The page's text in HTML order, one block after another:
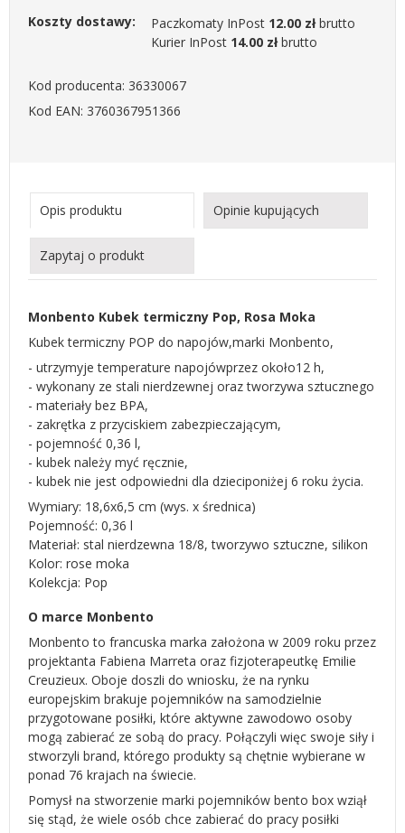
Koszty dostawy:
Paczkomaty InPost 12.00 złbrutto
Kurier InPost 14.00 złbrutto
Kod producenta: 36330067
Kod EAN: 3760367951366
Opis produktu Opinie kupujących
Zapytaj o produkt
Monbento Kubek termiczny Pop, Rosa Moka
Kubek termiczny POP do napojów,marki Monbento,
- utrzymyje temperature napojówprzez około12 h,
- wykonany ze stali nierdzewnej oraz tworzywa sztucznego
- materiały bez BPA,
- zakrętka z przyciskiem zabezpieczającym,
- pojemność 0,36 l,
- kubek należy myć ręcznie,
- kubek nie jest odpowiedni dla dzieciponiżej 6 roku życia.
Wymiary: 18,6x6,5 cm (wys. x średnica)
Pojemność: 0,36 l
Materiał: stal nierdzewna 18/8, tworzywo sztuczne, silikon
Kolor: rose moka
Kolekcja: Pop
O marce Monbento
Monbento to francuska marka założona w 2009 roku przez
projektanta Fabiena Marreta oraz fizjoterapeutkę Emilie
Creuzieux. Oboje doszli do wniosku, że na rynku
europejskim brakuje pojemników na samodzielnie
przygotowane posiłki, które aktywne zawodowo osoby
mogą zabierać ze sobą do pracy. Połączyli więc swoje siły i
stworzyli brand, którego produkty są chętnie wybierane w
ponad 76 krajach na świecie.
Pomysł na stworzenie marki pojemników bento box wziął
się stąd, że wiele osób chce zabierać do pracy posiłki